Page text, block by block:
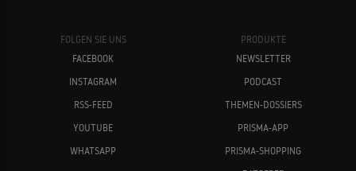
FOLGEN SIE UNS
FACEBOOK
INSTAGRAM
RSS-FEED
YOUTUBE
WHATSAPP
PRODUKTE
NEWSLETTER
PODCAST
THEMEN-DOSSIERS
PRISMA-APP
PRISMA-SHOPPING